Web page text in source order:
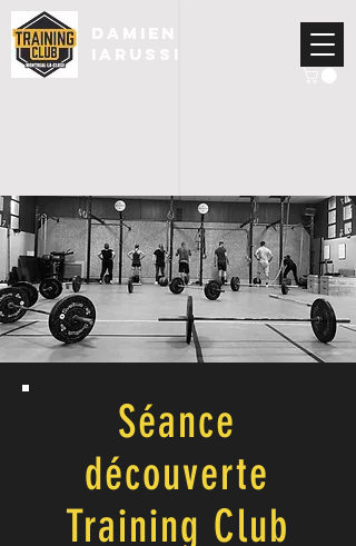
DAMIEN
IARUSSI
Séance
découverte
Training Club